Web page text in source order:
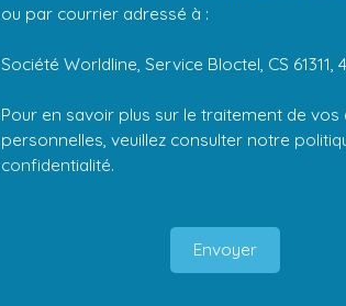
ou par courrier adressé à :
Société Worldline, Service Bloctel, CS 61311,
Pour en savoir plus sur le traitement de vos
personnelles, veuillez consulter notre
confidentialité.
Envoyer